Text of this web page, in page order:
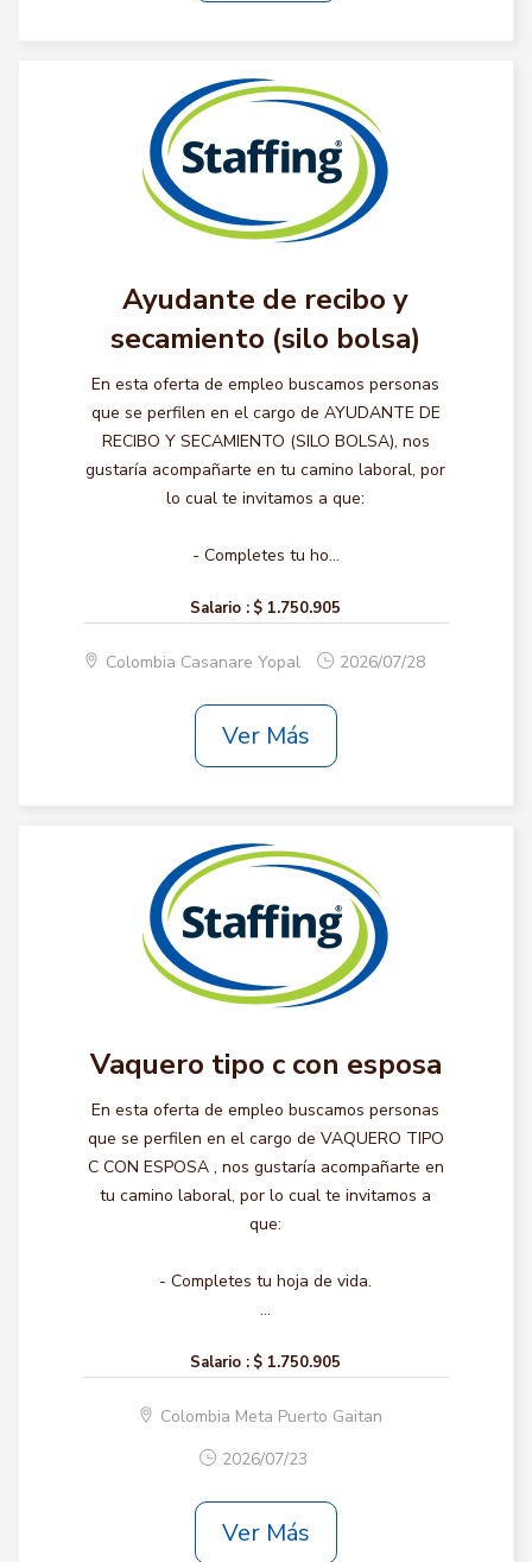
Ayudante de recibo y
secamiento (silo bolsa)
En esta oferta de empleo buscamos personas
que se perfilen en el cargo de AYUDANTE DE
RECIBO Y SECAMIENTO (SILO BOLSA), nos
gustaría acompañarte en tu camino laboral, por
lo cual te invitamos a que:
- Completes tu ho...
Salario : $ 1.750.905
Colombia Casanare Yopal 2026/07/28
Ver Más
Vaquero tipo c con esposa
En esta oferta de empleo buscamos personas
que se perfilen en el cargo de VAQUERO TIPO
C CON ESPOSA , nos gustaría acompañarte en
tu camino laboral, por lo cual te invitamos a
que:
- Completes tu hoja de vida.
...
Salario : $ 1.750.905
Colombia Meta Puerto Gaitan
2026/07/23
Ver Más